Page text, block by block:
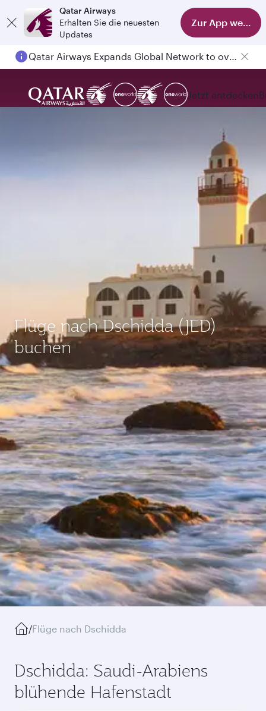
Qatar Airways
Erhalten Sie die neuesten
Updates
Zur App
Qatar Airways Expands Global Network to over 160 Destinations
Jetzt entdecken
Flüge nach Dschidda (JED)
buchen
/Flüge nach Dschidda
Dschidda: Saudi-Arabiens
blühende Hafenstadt